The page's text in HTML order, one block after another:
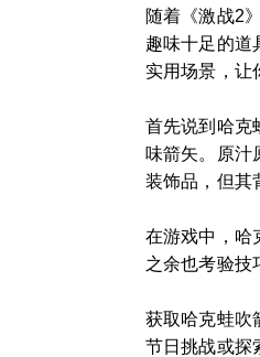
随着《激战2
趣味十足的道
实用场景，让
首先说到哈克
味箭矢。原汁
装饰品，但其
在游戏中，哈
之余也考验技
获取哈克蛙吹
节日挑战或探